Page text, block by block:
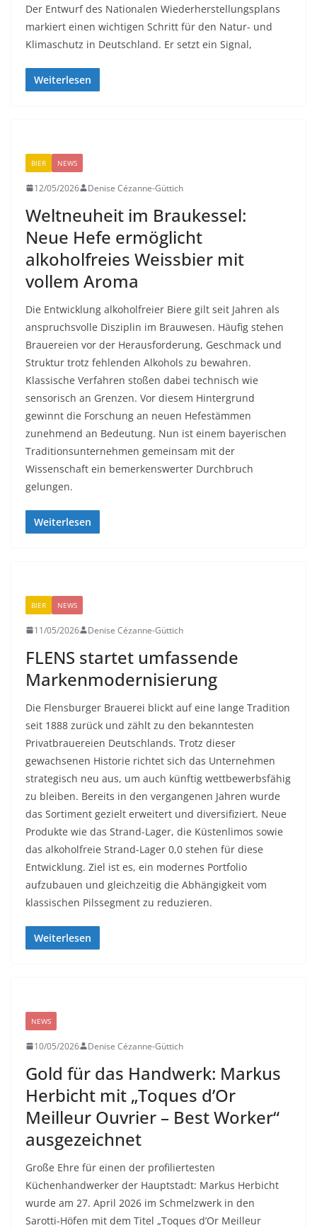
Der Entwurf des Nationalen Wiederherstellungsplans
markiert einen wichtigen Schritt für den Natur- und
Klimaschutz in Deutschland. Er setzt ein Signal,
Weiterlesen
BIER NEWS
12/05/2026 Denise Cézanne-Güttich
Weltneuheit im Braukessel:
Neue Hefe ermöglicht
alkoholfreies Weissbier mit
vollem Aroma
Die Entwicklung alkoholfreier Biere gilt seit Jahren als
anspruchsvolle Disziplin im Brauwesen. Häufig stehen
Brauereien vor der Herausforderung, Geschmack und
Struktur trotz fehlenden Alkohols zu bewahren.
Klassische Verfahren stoßen dabei technisch wie
sensorisch an Grenzen. Vor diesem Hintergrund
gewinnt die Forschung an neuen Hefestämmen
zunehmend an Bedeutung. Nun ist einem bayerischen
Traditionsunternehmen gemeinsam mit der
Wissenschaft ein bemerkenswerter Durchbruch
gelungen.
Weiterlesen
BIER NEWS
11/05/2026 Denise Cézanne-Güttich
FLENS startet umfassende
Markenmodernisierung
Die Flensburger Brauerei blickt auf eine lange Tradition
seit 1888 zurück und zählt zu den bekanntesten
Privatbrauereien Deutschlands. Trotz dieser
gewachsenen Historie richtet sich das Unternehmen
strategisch neu aus, um auch künftig wettbewerbsfähig
zu bleiben. Bereits in den vergangenen Jahren wurde
das Sortiment gezielt erweitert und diversifiziert. Neue
Produkte wie das Strand-Lager, die Küstenlimos sowie
das alkoholfreie Strand-Lager 0,0 stehen für diese
Entwicklung. Ziel ist es, ein modernes Portfolio
aufzubauen und gleichzeitig die Abhängigkeit vom
klassischen Pilssegment zu reduzieren.
Weiterlesen
NEWS
10/05/2026 Denise Cézanne-Güttich
Gold für das Handwerk: Markus
Herbicht mit „Toques d’Or
Meilleur Ouvrier – Best Worker“
ausgezeichnet
Große Ehre für einen der profiliertesten
Küchenhandwerker der Hauptstadt: Markus Herbicht
wurde am 27. April 2026 im Schmelzwerk in den
Sarotti-Höfen mit dem Titel „Toques d’Or Meilleur